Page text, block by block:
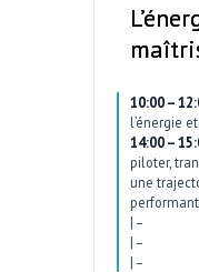
10:00 –
l’énergie
14:00 –
piloter,
une
| –
| –
| –